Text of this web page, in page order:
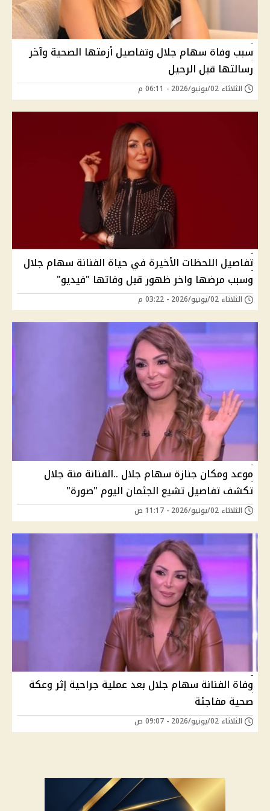
سبب وفاة سهام جلال وتفاصيل أزمتها الصحية وآخر
رسالتها قبل الرحيل
الثلاثاء 02/يونيو/2026 - 06:11 م
تفاصيل اللحظات الأخيرة في حياة الفنانة سهام جلال
وسبب مرضها واخر ظهور قبل وفاتها "فيديو"
الثلاثاء 02/يونيو/2026 - 03:22 م
موعد ومكان جنازة سهام جلال ..الفنانة منة جلال
تكشف تفاصيل تشيع الجثمان اليوم "صورة"
الثلاثاء 02/يونيو/2026 - 11:17 ص
وفاة الفنانة سهام جلال بعد عملية جراحية إثر وعكة
صحية مفاجئة
الثلاثاء 02/يونيو/2026 - 09:07 ص